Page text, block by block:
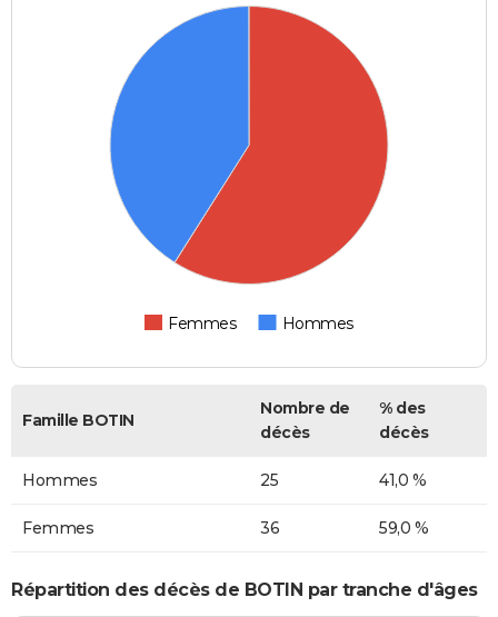
Femmes Hommes
Famille BOTIN
Nombre de
décès
% des
décès
Hommes 25 41,0 %
Femmes 36 59,0 %
Répartition des décès de BOTIN par tranche d'âges